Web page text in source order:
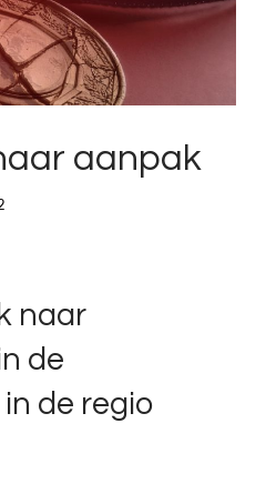
aanpak
naar
de
de regio